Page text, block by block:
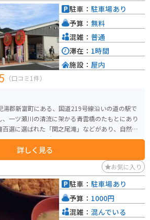
、地元産の猪肉を使った猪肉まんも人気です。
（口コミ1件）
湯郡新富町にある、国道219号線沿いの道の駅で
百選に選ばれた「関之尾滝」などがあり、自然豊
。 特産品販売所では、地元で採れた新鮮な野菜
れています。 レストランでは、地元の食材を使
道の駅には広々と
ので安心です。 関之尾滝までは、道の駅から約1
ワインディングロードを気持ちよく走ることが
しては、完熟マンゴーや日向夏などがありま
ることがあるので、ぜひチェックしてみてくだ
詳しく見る
駐車： 駐車場あり
予算： 無料
混雑： 普通
滞在： 1時間
施設： 屋内
お気に入り
駐車： 駐車場あり
予算： 1000円
混雑： 混んでいる